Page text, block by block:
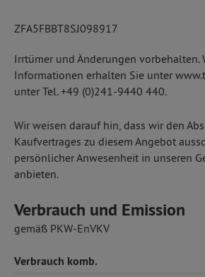
ZFA5FBBT8SJ098917
Irrtümer und Änderungen vorbehalten.
Informationen erhalten Sie unter
unter Tel. +49 (0)241-9440 440.
Wir weisen darauf hin, dass wir den
Kaufvertrages zu diesem Angebot
persönlicher Anwesenheit in unseren
anbieten.
Verbrauch und Emission
gemäß PKW-EnVKV
Verbrauch komb.